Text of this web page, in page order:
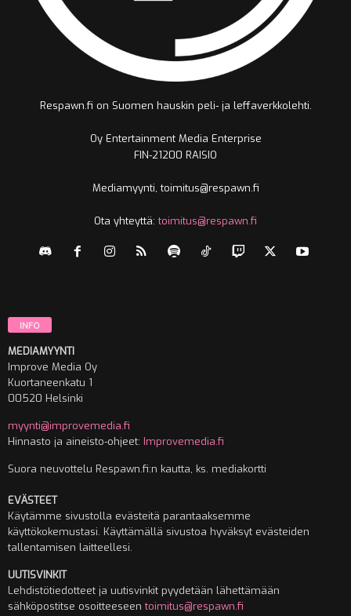
Respawn.fi on Suomen hauskin peli- ja leffaverkkolehti.
Oy Entertainment Media Enterprise
FIN-21200 RAISIO
Mediamyynti, toimitus@respawn.fi
Ota yhteyttä:toimitus@respawn.fi
INFO
MEDIAMYYNTI
Improve Media Oy
Kuortaneenkatu 1
00520 Helsinki
myynti@improvemedia.fi
Hinnasto ja aineisto-ohjeet: Improvemedia.fi
Suora neuvottelu Respawn.fi:n kautta, ks. mediakortti
EVÄSTEET
Käytämme sivustolla evästeitä parantaaksemme
käyttökokemustasi. Käyttämällä sivustoa hyväksyt evästeiden
tallentamisen laitteellesi.
UUTISVINKIT
Lehdistötiedotteet ja uutisvinkit pyydetään lähettämään
sähköpostitse osoitteeseentoimitus@respawn.fi